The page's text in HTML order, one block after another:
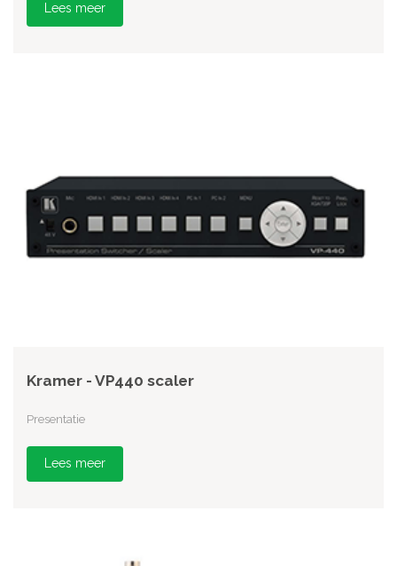
Lees meer
Kramer - VP440 scaler
Presentatie
Lees meer